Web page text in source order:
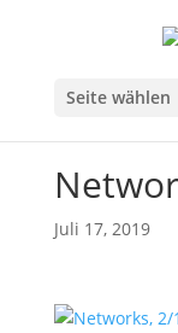
Seite wählen
Juli 17, 2019